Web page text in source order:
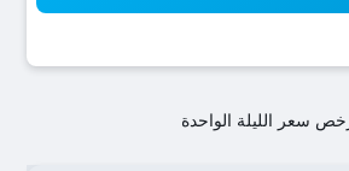
سعر الليلة الواحدة